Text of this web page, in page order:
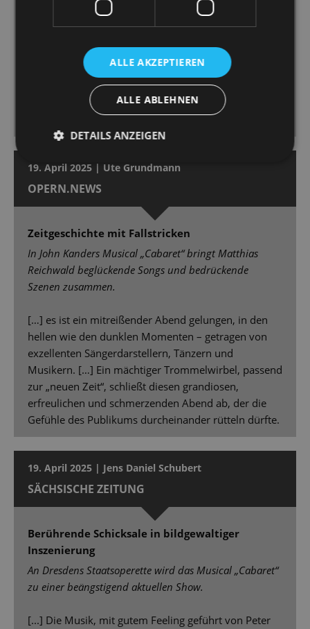
ihre Sally mit Temperament und Verletzlichkeit
Premiere [...] Marcus Günzel, hat als Conférencier die
volle Aufmerksamkeit bei sich. Er ist Showman,
Paradiesvogel, mitreißender Unterhalter, einer, dem
man die Rampensau vom ersten bis zum letzten
Moment abnimmt. [...]
19. April 2025 | Ute Grundmann
OPERN.NEWS
Zeitgeschichte mit Fallstricken
In John Kanders Musical „Cabaret“ bringt Matthias
Reichwald beglückende Songs und bedrückende
Szenen zusammen.
[…] es ist ein mitreißender Abend gelungen, in den
hellen wie den dunklen Momenten – getragen von
exzellenten Sängerdarstellern, Tänzern und
Musikern. […] Ein mächtiger Trommelwirbel, passend
zur „neuen Zeit“, schließt diesen grandiosen,
erfreulichen und schmerzenden Abend ab, der die
Gefühle des Publikums durcheinander rütteln dürfte.
19. April 2025 | Jens Daniel Schubert
SÄCHSISCHE ZEITUNG
Berührende Schicksale in bildgewaltiger
Inszenierung
An Dresdens Staatsoperette wird das Musical „Cabaret“
zu einer beängstigend aktuellen Show.
[...] Die Musik, mit gutem Feeling geführt von Peter
ALLE AKZEPTIEREN
ALLE ABLEHNEN
DETAILS ANZEIGEN